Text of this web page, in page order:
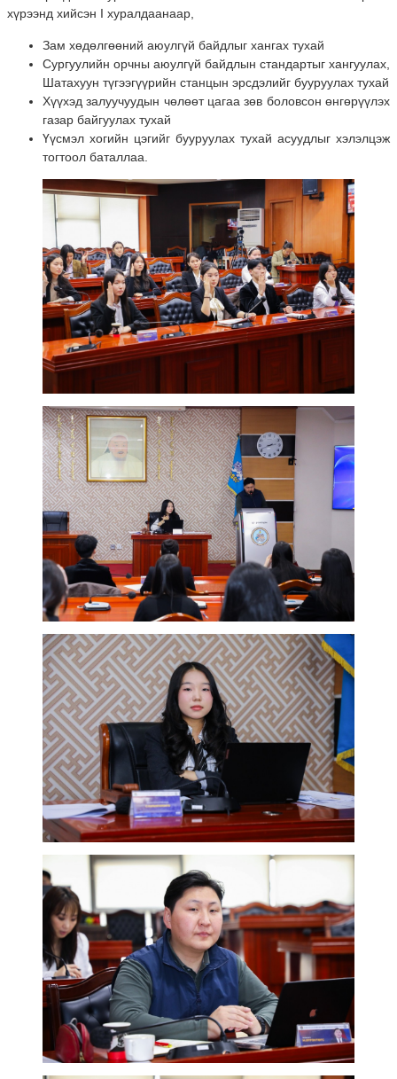
хүрээнд хийсэн I хуралдаанаар,
Зам хөдөлгөөний аюулгүй байдлыг хангах тухай
Сургуулийн орчны аюулгүй байдлын стандартыг хангуулах,
Шатахуун түгээгүүрийн станцын эрсдэлийг бууруулах тухай
Хүүхэд залуучуудын чөлөөт цагаа зөв боловсон өнгөрүүлэх
газар байгуулах тухай
Үүсмэл хогийн цэгийг бууруулах тухай асуудлыг хэлэлцэж
тогтоол баталлаа.